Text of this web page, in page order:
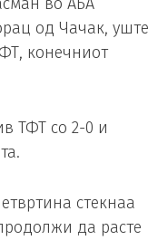
од Чачак, уште
конечниот
ТФТ со 2-0 и
стекнаа
да расте